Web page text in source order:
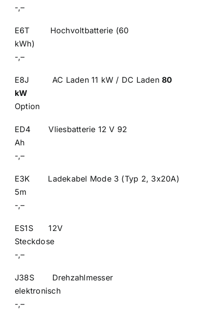
-,–
E6T Hochvoltbatterie (60
-,–
E8J AC Laden 11 kW / DC Laden80
kW
Option
ED4 Vliesbatterie 12 V 92
-,–
E3K Ladekabel Mode 3 (Typ 2, 3x20A)
-,–
ES1S 12V
-,–
J38S Drehzahlmesser
-,–